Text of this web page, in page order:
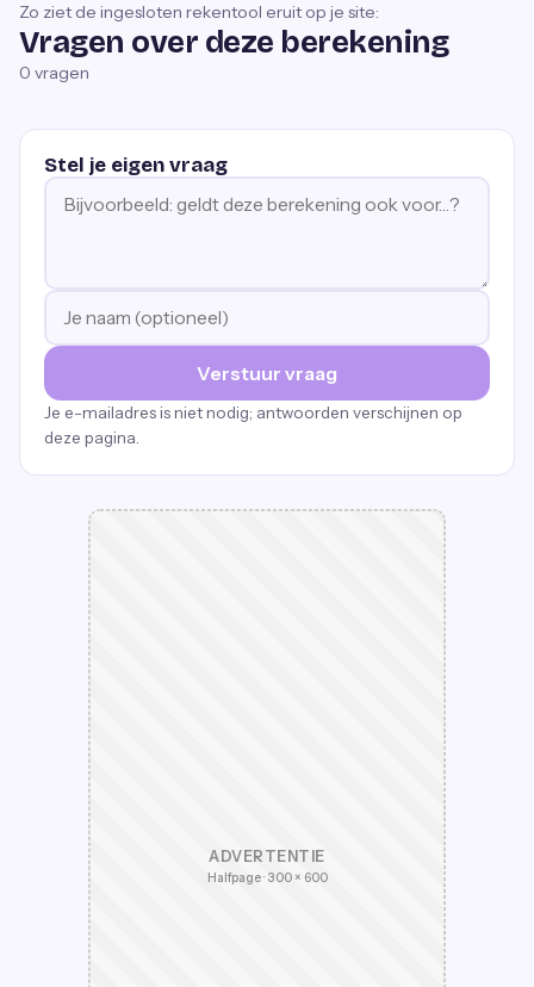
Zo ziet de ingesloten rekentool eruit op je site:
Vragen over deze berekening
0 vragen
Stel je eigen vraag
Verstuur vraag
Je e-mailadres is niet nodig; antwoorden verschijnen op
deze pagina.
ADVERTENTIE
Halfpage · 300 × 600